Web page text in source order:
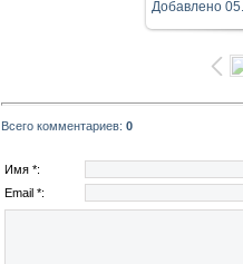
Добавлено
Всего комментариев: 0
Имя *:
Email *: